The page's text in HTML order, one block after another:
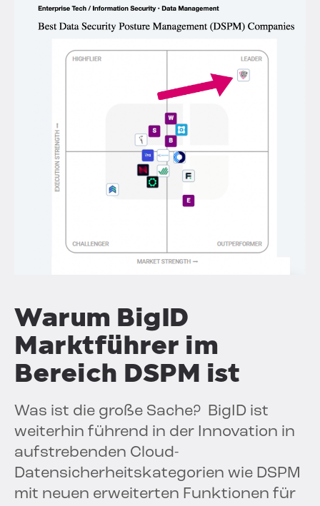
Warum BigID
Marktführer im
Bereich DSPM ist
Was ist die große Sache? BigID ist
weiterhin führend in der Innovation in
aufstrebenden Cloud-
Datensicherheitskategorien wie DSPM
mit neuen erweiterten Funktionen für